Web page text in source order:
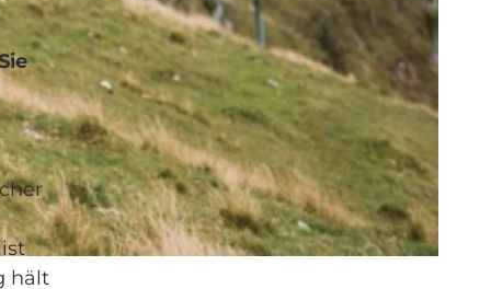
hält